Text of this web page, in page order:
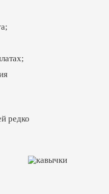
редко